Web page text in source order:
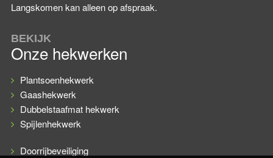
Langskomen kan alleen op afspraak.
BEKIJK
Onze hekwerken
Plantsoenhekwerk
Gaashekwerk
Dubbelstaafmat hekwerk
Spijlenhekwerk
Doorrijbeveiliging